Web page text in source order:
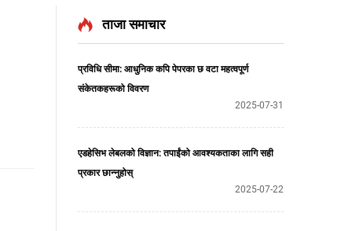
ताजा समाचार
प्रविधि सीमा: आधुनिक कपि पेपरका छ वटा महत्वपूर्ण
संकेतकहरूको विवरण
2025-07-31
एडहेसिभ लेबलको विज्ञान: तपाईंको आवश्यकताका लागि सही
प्रकार छान्नुहोस्
2025-07-22